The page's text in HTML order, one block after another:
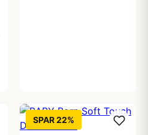
SPAR 22%